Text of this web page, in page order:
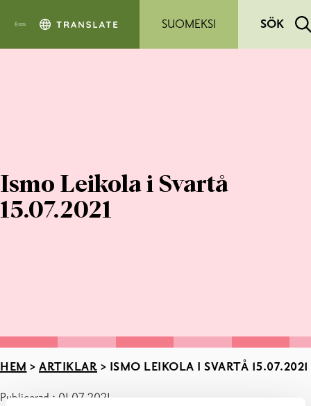
SUOMEKSI
SÖK
Ismo Leikola i Svartå
15.07.2021
HEM > ARTIKLAR > ISMO LEIKOLA I SVARTÅ 15.07.2021
Publicerad : 01.07.2021